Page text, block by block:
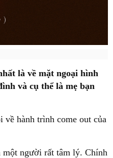
là về mặt ngoại hình
và cụ thể là mẹ bạn
về hành trình come out của
người rất tâm lý. Chính